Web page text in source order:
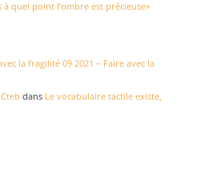
quel point l’ombre est précieuse»
la fragilité 09 2021 – Faire avec la
dans Le vocabulaire tactile existe,